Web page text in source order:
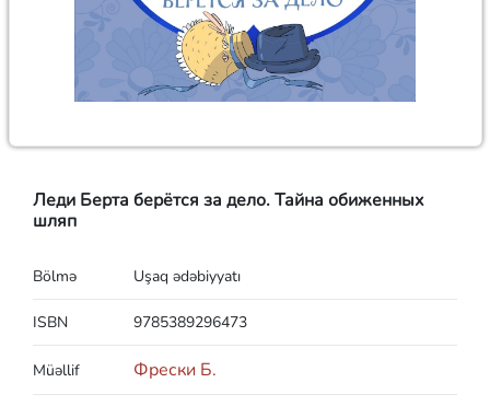
Леди Берта берётся за дело. Тайна обиженных
шляп
Bölmə Uşaq ədəbiyyatı
ISBN 9785389296473
Müəllif Фрески Б.